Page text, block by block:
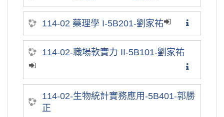
114-02 藥理學 I-5B201-劉家祐
114-02-職場軟實力 II-5B101-劉家祐
114-02-生物統計實務應用-5B401-郭勝
正